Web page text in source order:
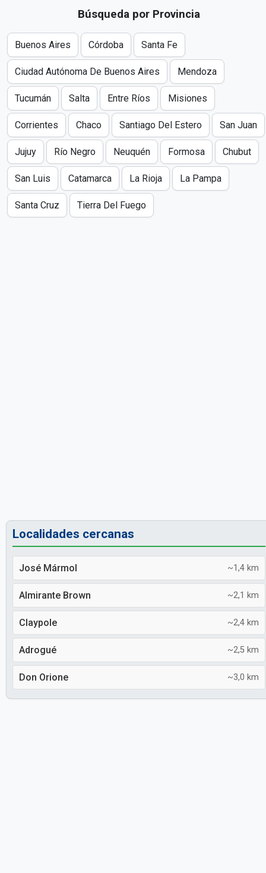
Búsqueda por Provincia
Buenos Aires Córdoba Santa Fe
Ciudad Autónoma De Buenos Aires Mendoza
Tucumán Salta Entre Ríos Misiones
Corrientes Chaco Santiago Del Estero San Juan
Jujuy Río Negro Neuquén Formosa Chubut
San Luis Catamarca La Rioja La Pampa
Santa Cruz Tierra Del Fuego
Localidades cercanas
José Mármol ~1,4 km
Almirante Brown ~2,1 km
Claypole ~2,4 km
Adrogué ~2,5 km
Don Orione ~3,0 km